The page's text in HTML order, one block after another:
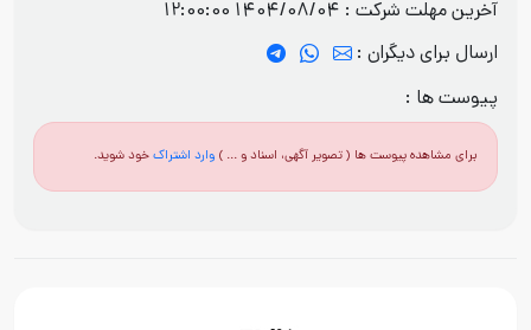
آخرین مهلت شرکت : 1404/08/04 12:00:00
ارسال برای دیگران :
پیوست ها :
برای مشاهده پیوست ها ( تصویر آگهی، اسناد و ... ) وارد اشتراکخود شوید.